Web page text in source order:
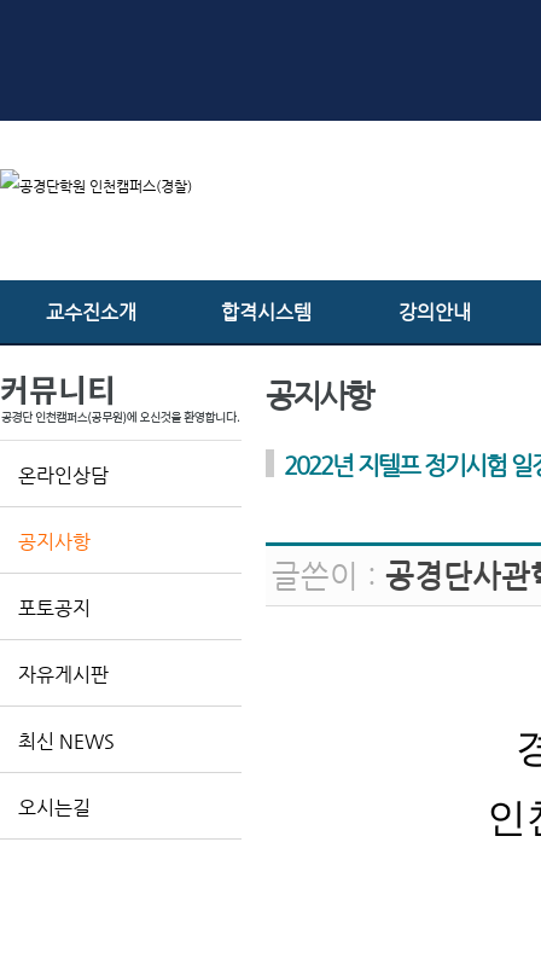
교수진소개 합격시스템 강의안내
온라인상담
공지사항
포토공지
자유게시판
최신 NEWS
오시는길
공지사항
2022년 지텔프 정기시험
글쓴이 : 공경단사관
인